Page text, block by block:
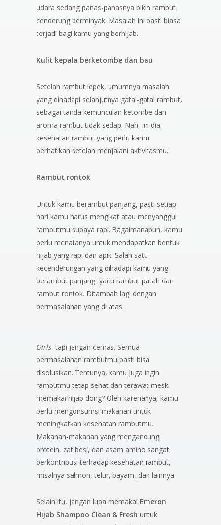
udara sedang panas-panasnya bikin rambut
cenderung berminyak. Masalah ini pasti biasa
terjadi bagi kamu yang berhijab.
Kulit kepala berketombe dan bau
Setelah rambut lepek, umumnya masalah
yang dihadapi selanjutnya gatal-gatal rambut,
sebagai tanda kemunculan ketombe dan
aroma rambut tidak sedap. Nah, ini dia
kesehatan rambut yang perlu kamu
perhatikan setelah menjalani aktivitasmu.
Rambut rontok
Untuk kamu berambut panjang, pasti setiap
hari kamu harus mengikat atau menyanggul
rambutmu supaya rapi. Bagaimanapun, kamu
perlu menatanya untuk mendapatkan bentuk
hijab yang rapi dan apik. Salah satu
kecenderungan yang dihadapi kamu yang
berambut panjang yaitu rambut patah dan
rambut rontok. Ditambah lagi dengan
permasalahan yang di atas.
Girls, tapi jangan cemas. Semua
permasalahan rambutmu pasti bisa
disolusikan. Tentunya, kamu juga ingin
rambutmu tetap sehat dan terawat meski
memakai hijab dong? Oleh karenanya, kamu
perlu mengonsumsi makanan untuk
meningkatkan kesehatan rambutmu.
Makanan-makanan yang mengandung
protein, zat besi, dan asam amino sangat
berkontribusi terhadap kesehatan rambut,
misalnya salmon, telur, bayam, dan lainnya.
Selain itu, jangan lupa memakai Emeron
Hijab Shampoo Clean & Fresh untuk